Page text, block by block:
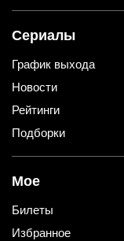
Сериалы
График выхода
Новости
Рейтинги
Подборки
Мое
Билеты
Избранное